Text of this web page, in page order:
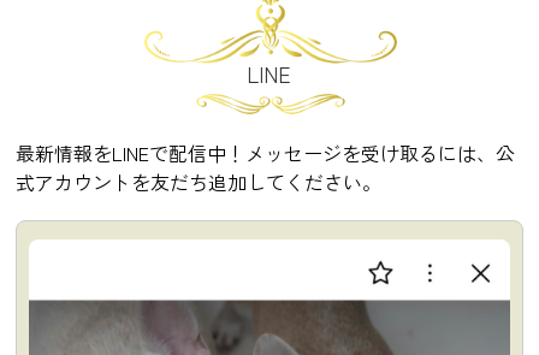
LINE
最新情報をLINEで配信中！メッセージを受け取るには、公
式アカウントを友だち追加してください。